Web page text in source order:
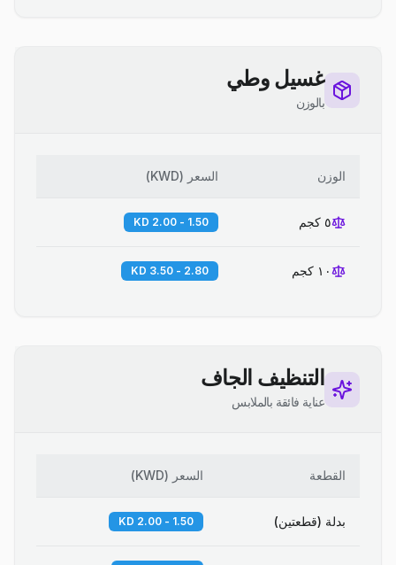
غسيل وطي
بالوزن
الوزن السعر (
KWD
)
٥ كجم 1.50 - 2.00 KD
١٠ كجم 2.80 - 3.50 KD
التنظيف الجاف
عناية فائقة بالملابس
القطعة السعر (
KWD
)
بدلة (قطعتين) 1.50 - 2.00 KD